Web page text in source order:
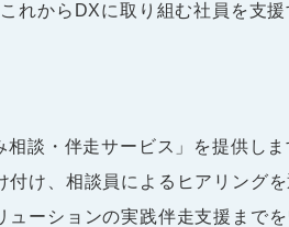
れからDXに取り組む社員を支援
談・伴走サービス」を提供しま
け、相談員によるヒアリング
ーションの実践伴走支援までを